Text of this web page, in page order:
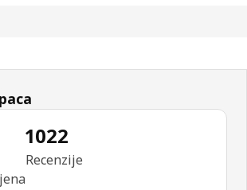
Ocjena i recenzija: 4.6 od 5 zvjezdica. Ukupno
1022
Recenzije